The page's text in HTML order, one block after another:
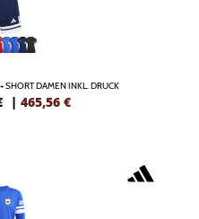
SHORT DAMEN INKL. DRUCK
| 465,56 €